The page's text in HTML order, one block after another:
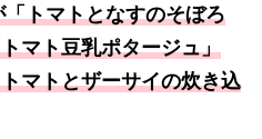
トマトとなすのそぼろ
マト豆乳ポタージュ」
マトとザーサイの炊き込